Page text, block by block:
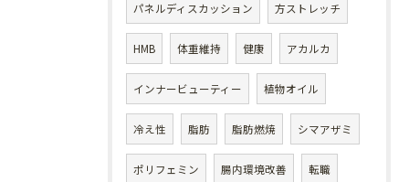
パネルディスカッション 方ストレッチ
HMB 体重維持 健康 アカルカ
インナービューティー 植物オイル
冷え性 脂肪 脂肪燃焼 シマアザミ
ポリフェミン 腸内環境改善 転職